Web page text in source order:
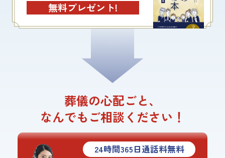
無料プレゼント!
葬儀の心配ごと、
なんでもご相談ください！
24時間365日通話料無料